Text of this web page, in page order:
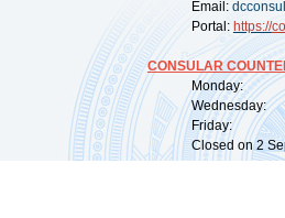
Email:
Portal: https://
CONSULAR
Monday:
Wednesday:
Friday:
Closed on 2